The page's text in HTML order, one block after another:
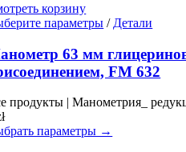
корзину
параметры Этот
имеет
несколько
вариаций.
можно
на
/ Детали
63 мм
FM 632
продукты | Манометрия_
параметры →